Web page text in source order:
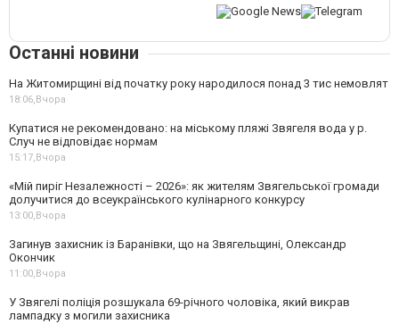
Останні новини
На Житомирщині від початку року народилося понад 3 тис немовлят
18:06, Вчора
Купатися не рекомендовано: на міському пляжі Звягеля вода у р.
Случ не відповідає нормам
15:17, Вчора
«Мій пиріг Незалежності – 2026»: як жителям Звягельської громади
долучитися до всеукраїнського кулінарного конкурсу
13:00, Вчора
Загинув захисник із Баранівки, що на Звягельщині, Олександр
Окончик
11:00, Вчора
У Звягелі поліція розшукала 69-річного чоловіка, який викрав
лампадку з могили захисника